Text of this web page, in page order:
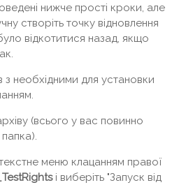
нижче прості кроки, але
створіть точку відновлення
відкотитися назад, якщо
з необхідними для установки
(всього у вас повинно
меню клацанням правої
_TestRightsі виберіть "Запуск від